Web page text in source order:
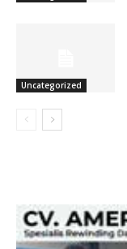
Uncategorized